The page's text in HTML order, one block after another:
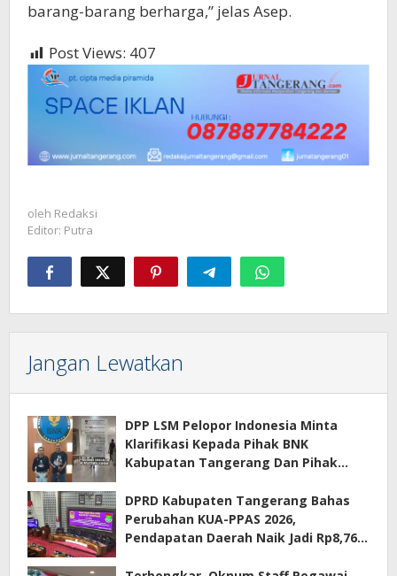
barang-barang berharga,” jelas Asep.
Post Views: 407
oleh Redaksi
Editor: Putra
Jangan Lewatkan
DPP LSM Pelopor Indonesia Minta
Klarifikasi Kepada Pihak BNK
Kabupatan Tangerang Dan Pihak
Terkait Sewa Kamar Per Jam
DPRD Kabupaten Tangerang Bahas
Perubahan KUA-PPAS 2026,
Pendapatan Daerah Naik Jadi Rp8,76